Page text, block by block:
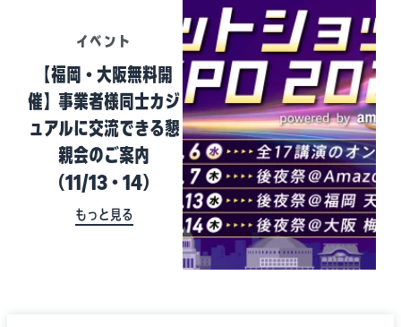
イベント
【福岡・大阪無料開
催】事業者様同士カジ
ュアルに交流できる懇
親会のご案内
（11/13・14）
もっと見る